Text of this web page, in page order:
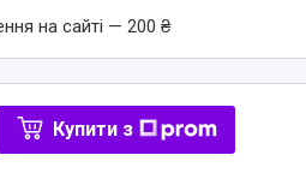
на сайті — 200 ₴
Купити з